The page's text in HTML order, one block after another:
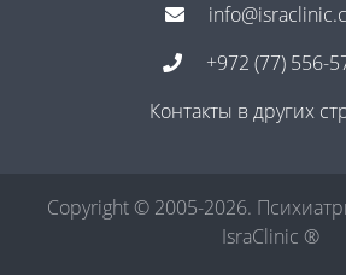
+972 (77) 556-
Контакты в других
Copyright © 2005-2026.
IsraClinic ®